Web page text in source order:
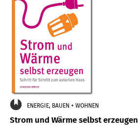
ENERGIE, BAUEN + WOHNEN
Strom und Wärme selbst erzeugen